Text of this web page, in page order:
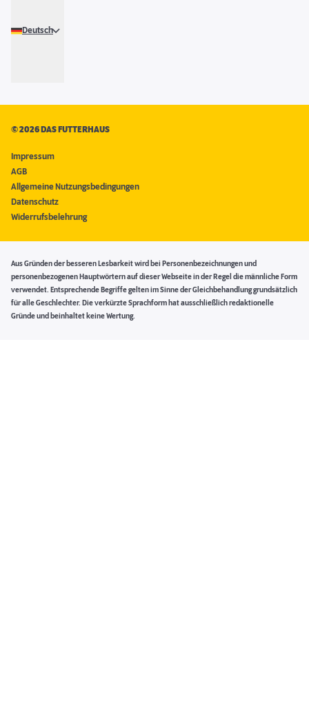
Deutsch
©2026 DAS FUTTERHAUS
Impressum
AGB
Allgemeine Nutzungsbedingungen
Datenschutz
Widerrufsbelehrung
Aus Gründen der besseren Lesbarkeit wird bei Personenbezeichnungen und
personenbezogenen Hauptwörtern auf dieser Webseite in der Regel die männliche Form
verwendet. Entsprechende Begriffe gelten im Sinne der Gleichbehandlung grundsätzlich
für alle Geschlechter. Die verkürzte Sprachform hat ausschließlich redaktionelle
Gründe und beinhaltet keine Wertung.